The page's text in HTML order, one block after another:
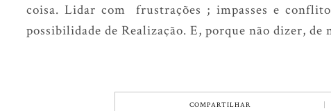
coisa. Lidar com frustrações ; impasses e
possibilidade de Realização. E, porque não dizer, de
COMPARTILHAR